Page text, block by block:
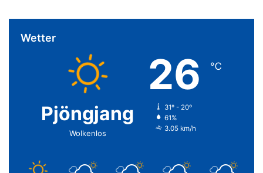
Wetter
Pjöngjang
Wolkenlos
26 ℃
31º - 20º
61%
3.05 km/h